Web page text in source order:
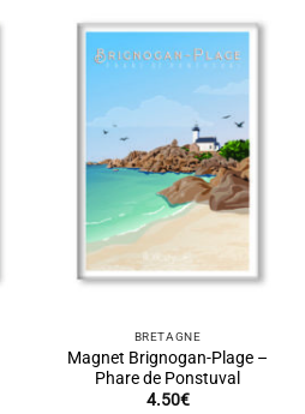
BRETAGNE
Magnet Brignogan-Plage –
Phare de Ponstuval
4.50€